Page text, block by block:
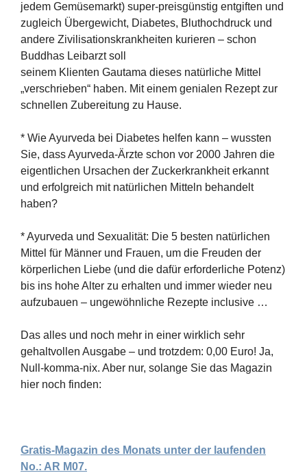
jedem Gemüsemarkt) super-preisgünstig entgiften und
zugleich Übergewicht, Diabetes, Bluthochdruck und
andere Zivilisationskrankheiten kurieren – schon
Buddhas Leibarzt soll
seinem Klienten Gautama dieses natürliche Mittel
„verschrieben“ haben. Mit einem genialen Rezept zur
schnellen Zubereitung zu Hause.
* Wie Ayurveda bei Diabetes helfen kann – wussten
Sie, dass Ayurveda-Ärzte schon vor 2000 Jahren die
eigentlichen Ursachen der Zuckerkrankheit erkannt
und erfolgreich mit natürlichen Mitteln behandelt
haben?
* Ayurveda und Sexualität: Die 5 besten natürlichen
Mittel für Männer und Frauen, um die Freuden der
körperlichen Liebe (und die dafür erforderliche Potenz)
bis ins hohe Alter zu erhalten und immer wieder neu
aufzubauen – ungewöhnliche Rezepte inclusive …
Das alles und noch mehr in einer wirklich sehr
gehaltvollen Ausgabe – und trotzdem: 0,00 Euro! Ja,
Null-komma-nix. Aber nur, solange Sie das Magazin
hier noch finden:
Gratis-Magazin des Monats unter der laufenden
No.: AR M07.